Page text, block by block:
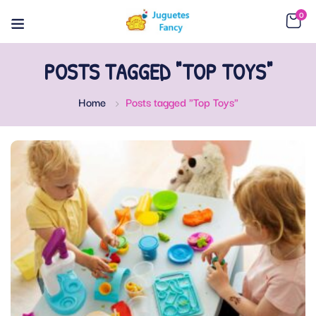
0
POSTS TAGGED "TOP TOYS"
Home Posts tagged "Top Toys"